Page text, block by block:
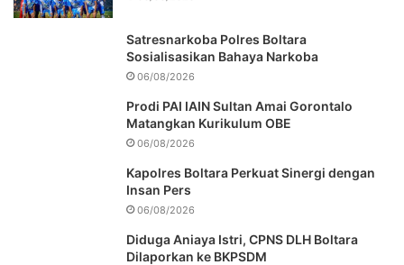
Satresnarkoba Polres Boltara
Sosialisasikan Bahaya Narkoba
06/08/2026
Prodi PAI IAIN Sultan Amai Gorontalo
Matangkan Kurikulum OBE
06/08/2026
Kapolres Boltara Perkuat Sinergi dengan
Insan Pers
06/08/2026
Diduga Aniaya Istri, CPNS DLH Boltara
Dilaporkan ke BKPSDM